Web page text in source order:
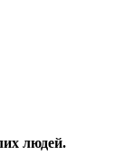
людей.